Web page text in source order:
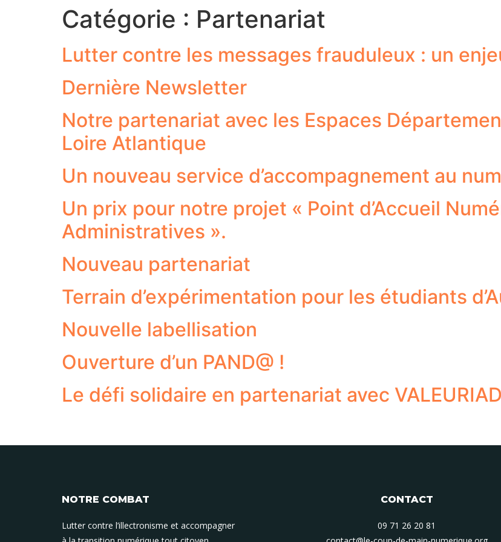
Catégorie : Partenariat
Lutter contre les messages frauduleux : un
Dernière Newsletter
Notre partenariat avec les Espaces
Loire Atlantique
Un nouveau service d’accompagnement au
Un prix pour notre projet « Point d’Accueil
Administratives ».
Nouveau partenariat
Terrain d’expérimentation pour les étudiants
Nouvelle labellisation
Ouverture d’un PAND@ !
Le défi solidaire en partenariat avec VALEURIAD
NOTRE COMBAT
Lutter contre l’illectronisme et accompagner
CONTACT
09 71 26 20 81